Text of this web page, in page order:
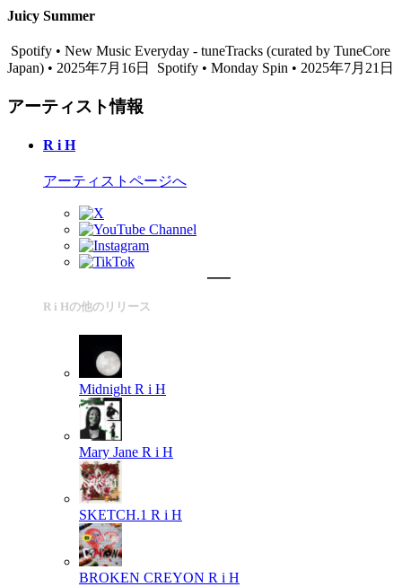
Juicy Summer
Spotify • New Music Everyday - tuneTracks (curated by TuneCore
Japan) • 2025年7月16日
Spotify • Monday Spin • 2025年7月21日
アーティスト情報
R i H
アーティストページへ
R i Hの他のリリース
Midnight R i H
Mary Jane R i H
SKETCH.1 R i H
BROKEN CREYON R i H